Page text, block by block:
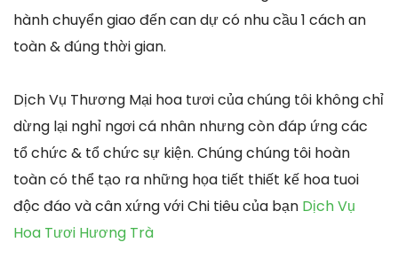
hành chuyển giao đến can dự có nhu cầu 1 cách an
toàn & đúng thời gian.
Dịch Vụ Thương Mại hoa tươi của chúng tôi không chỉ
dừng lại nghỉ ngơi cá nhân nhưng còn đáp ứng các
tổ chức & tổ chức sự kiện. Chúng chúng tôi hoàn
toàn có thể tạo ra những họa tiết thiết kế hoa tuoi
độc đáo và cân xứng với Chi tiêu của bạn Dịch Vụ
Hoa Tươi Hương Trà